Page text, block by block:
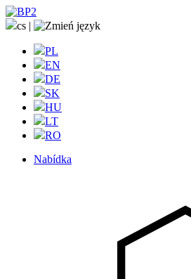
cs |
PL
EN
DE
SK
HU
LT
RO
Nabídka